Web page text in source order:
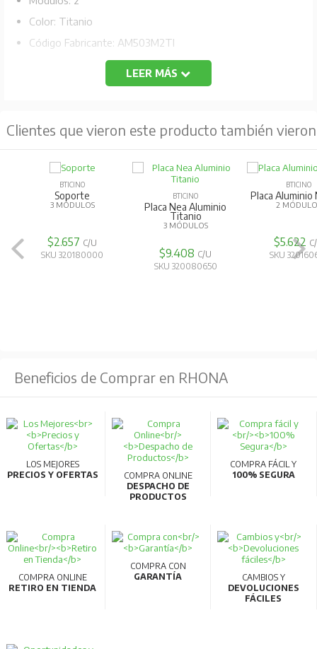
Color: Titanio
Código Fabricante: AM503M2TI
LEER MÁS
Clientes que vieron este producto también vieron
BTICINO
Soporte
3 MÓDULOS
$2.657 C/U
SKU 320180000
BTICINO
Placa Nea Aluminio
Titanio
3 MÓDULOS
$9.408 C/U
SKU 320080650
BTICINO
Placa Aluminio
2
$5.622
SKU
Beneficios de Comprar en RHONA
LOS MEJORES
PRECIOS Y OFERTAS
COMPRA ONLINE
DESPACHO DE
PRODUCTOS
COMPRA FÁCIL Y
100% SEGURA
COMPRA ONLINE
RETIRO EN TIENDA
COMPRA CON
GARANTÍA
CAMBIOS Y
DEVOLUCIONES
FÁCILES